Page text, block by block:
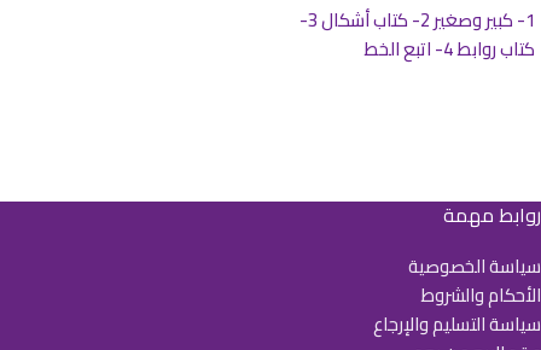
1- كبير وصغير 2- كتاب أشكال 3-
كتاب روابط 4- اتبع الخط
روابط مهمة
سياسة الخصوصية
الأحكام والشروط
سياسة التسليم والإرجاع